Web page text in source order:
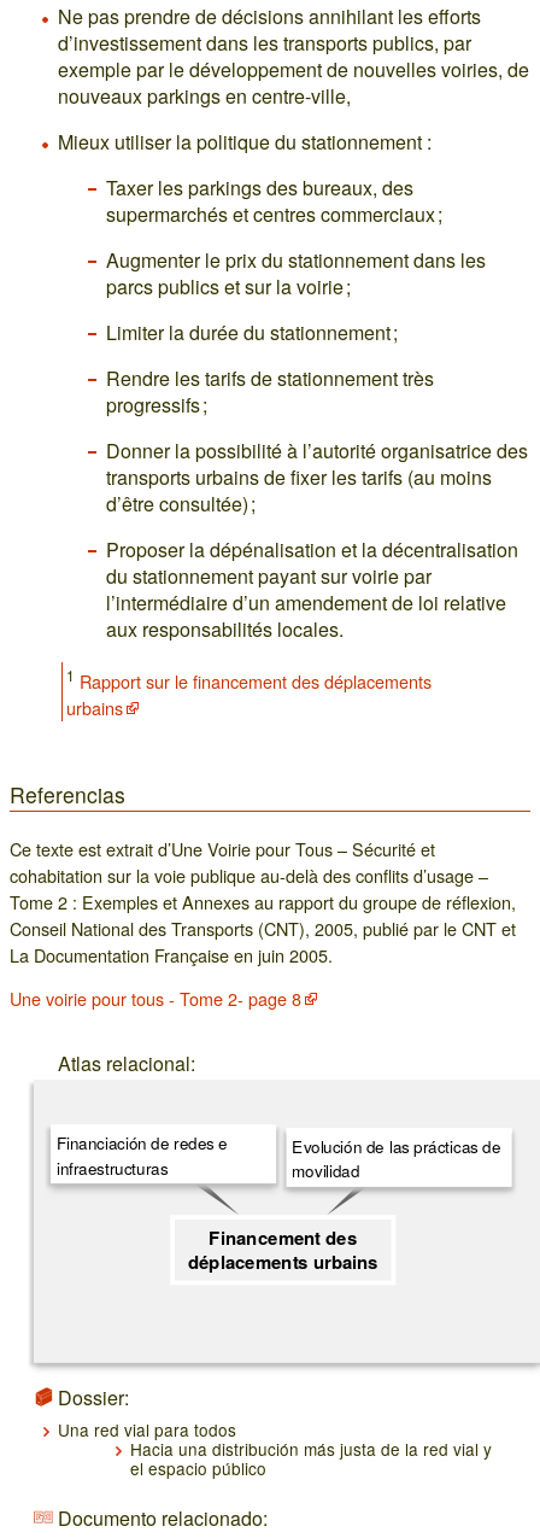
Ne pas prendre de décisions annihilant les efforts
d’investissement dans les transports publics, par
exemple par le développement de nouvelles voiries, de
nouveaux parkings en centre-ville,
Mieux utiliser la politique du stationnement :
Taxer les parkings des bureaux, des
supermarchés et centres commerciaux ;
Augmenter le prix du stationnement dans les
parcs publics et sur la voirie ;
Limiter la durée du stationnement ;
Rendre les tarifs de stationnement très
progressifs ;
Donner la possibilité à l’autorité organisatrice des
transports urbains de fixer les tarifs (au moins
d’être consultée) ;
Proposer la dépénalisation et la décentralisation
du stationnement payant sur voirie par
l’intermédiaire d’un amendement de loi relative
aux responsabilités locales.
1 Rapport sur le financement des déplacements
urbains
Referencias
Ce texte est extrait d’Une Voirie pour Tous – Sécurité et
cohabitation sur la voie publique au-delà des conflits d’usage –
Tome 2 : Exemples et Annexes au rapport du groupe de réflexion,
Conseil National des Transports (CNT), 2005, publié par le CNT et
La Documentation Française en juin 2005.
Une voirie pour tous - Tome 2- page 8
Atlas relacional:
Financement des
déplacements urbains
Evolución de las prácticas de
movilidad
Financiación de redes e
infraestructuras
Dossier:
Una red vial para todos
Hacia una distribución más justa de la red vial y
el espacio público
Documento relacionado: